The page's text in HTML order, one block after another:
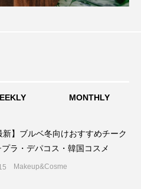
MONTHLY
新】ブルベ冬向けおすすめチーク
ラ・デパコス・韓国コスメ
Makeup&Cosme